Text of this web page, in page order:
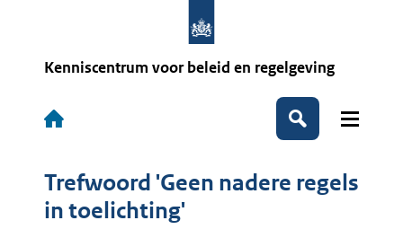
Kenniscentrum voor beleid en regelgeving
Hoofdnavigatie
Zoeken
Trefwoord 'Geen nadere regels
in toelichting'